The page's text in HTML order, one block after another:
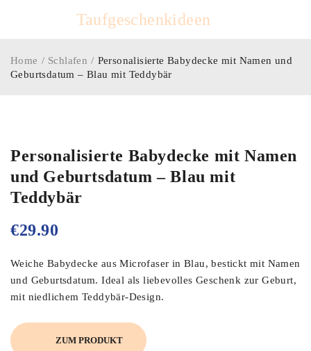
Taufgeschenkideen
Home / Schlafen / Personalisierte Babydecke mit Namen und
Geburtsdatum – Blau mit Teddybär
Personalisierte Babydecke mit Namen
und Geburtsdatum – Blau mit
Teddybär
€29.90
Weiche Babydecke aus Microfaser in Blau, bestickt mit Namen
und Geburtsdatum. Ideal als liebevolles Geschenk zur Geburt,
mit niedlichem Teddybär-Design.
ZUM PRODUKT